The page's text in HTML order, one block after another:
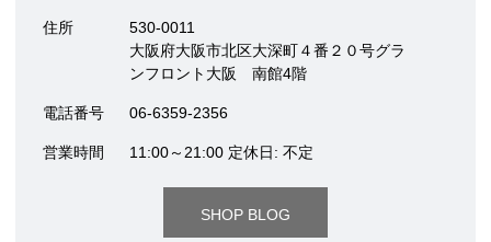
住所
530-0011
大阪府大阪市北区大深町４番２０号グラ
ンフロント大阪 南館4階
電話番号 06-6359-2356
営業時間 11:00～21:00 定休日: 不定
SHOP BLOG